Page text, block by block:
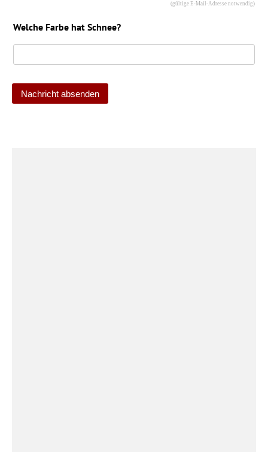
(gültige E-Mail-Adresse notwendig)
Welche Farbe hat Schnee?